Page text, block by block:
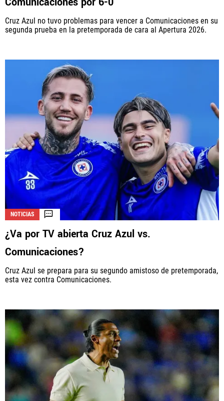
Cruz Azul no tuvo problemas para vencer a Comunicaciones en su
segunda prueba en la pretemporada de cara al Apertura 2026.
NOTICIAS
¿Va por TV abierta Cruz Azul vs.
Comunicaciones?
Cruz Azul se prepara para su segundo amistoso de pretemporada,
esta vez contra Comunicaciones.